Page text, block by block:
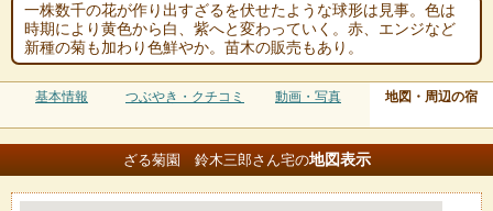
一株数千の花が作り出すざるを伏せたような球形は見事。色は
時期により黄色から白、紫へと変わっていく。赤、エンジなど
新種の菊も加わり色鮮やか。苗木の販売もあり。
基本情報 つぶやき・クチコミ 動画・写真 地図・周辺の宿
ざる菊園 鈴木三郎さん宅の地図表示